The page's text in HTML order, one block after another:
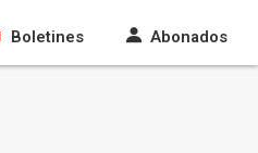
Boletines Abonados